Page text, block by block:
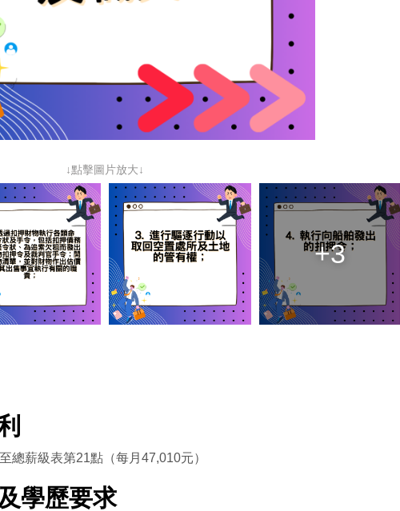
↓點擊圖片放大↓
+3
總薪級表第21點（每月47,010元）
學歷要求